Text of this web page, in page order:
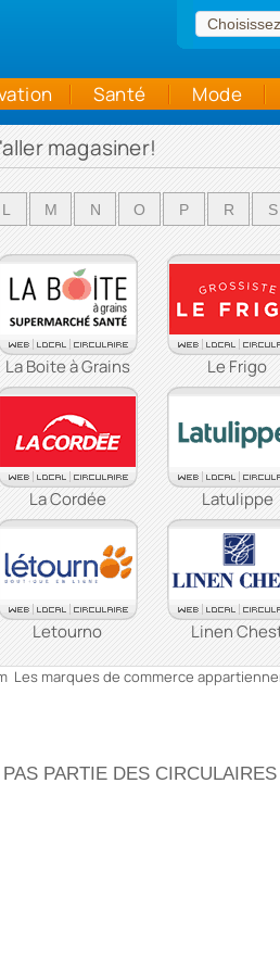
Santé Mode
magasiner!
L M N O P R S
La Boite à Grains Le Frigo
La Cordée Latulippe
Letourno Linen
Les marques de commerce
PARTIE DES CIRCULAIRES